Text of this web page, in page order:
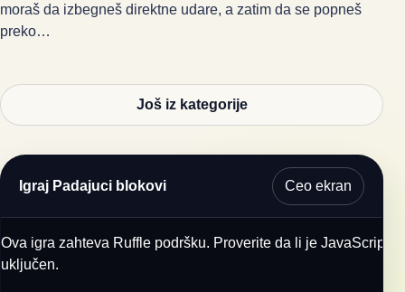
moraš da izbegneš direktne udare, a zatim da se popneš
preko…
Još iz kategorije
Igraj Padajuci blokovi Ceo ekran
Ova igra zahteva Ruffle podršku. Proverite da li je JavaScript
uključen.